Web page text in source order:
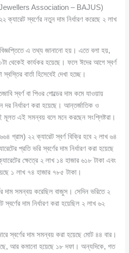
Association – BAJUS)
ক্যারেট স্বর্ণের নতুন দাম নির্ধারণ করেছে ২ লাখ
এ তথ্য জানানো হয়। এতে বলা হয়,
থেকেই কার্যকর হয়েছে। ফলে ঈদের আগে স্বর্ণ
বার্তা হিসেবেই দেখা হচ্ছে।
স্বর্ণ বা পিওর গোল্ডের দাম কমে যাওয়ায়
দর নির্ধারণ করা হয়েছে। আন্তর্জাতিক ও
মূলত এই সমন্বয় বলে মনে করছেন সংশ্লিষ্টরা।
গ্রাম) ২২ ক্যারেট স্বর্ণ বিক্রি হবে ২ লাখ ৬৪
প্রতি ভরি স্বর্ণের দাম নির্ধারণ করা হয়েছে
ক্ষেত্রে ২ লাখ ১৪ হাজার ৬১৮ টাকা এবং
১ লাখ ৭৪ হাজার ৭৮৫ টাকা।
দাম সমন্বয় করেছিল বাজুস। সেদিন ভরিতে ২
দাম নির্ধারণ করা হয়েছিল ২ লাখ ৬২
স্বর্ণের দাম সমন্বয় করা হয়েছে মোট ৪৪ বার।
আর কমানো হয়েছে ১৮ দফা। অন্যদিকে, গত